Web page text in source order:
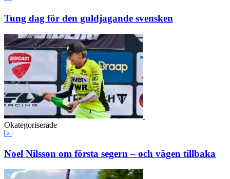
Tung dag för den guldjagande svensken
Okategoriserade
Noel Nilsson om första segern – och vägen tillbaka